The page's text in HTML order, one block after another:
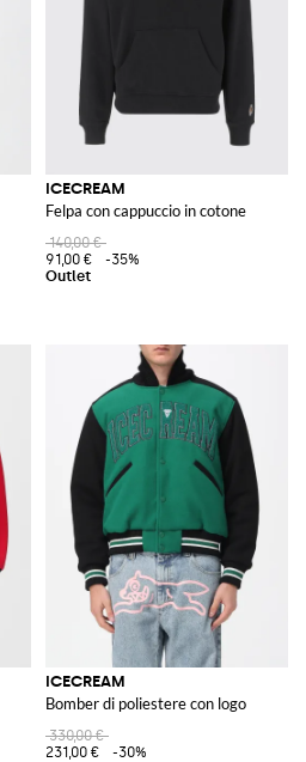
ICECREAM
Felpa con cappuccio in cotone
140,00 €
91,00 €
-35%
ICECREAM
Bomber di poliestere con logo
330,00 €
231,00 €
-30%